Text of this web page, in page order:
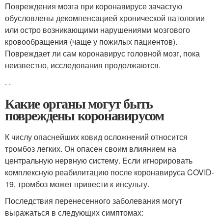
Повреждения мозга при коронавирусе зачастую
обусловлены декомпенсацией хронической патологии
или остро возникающими нарушениями мозгового
кровообращения (чаще у пожилых пациентов).
Повреждает ли сам коронавирус головной мозг, пока
неизвестно, исследования продолжаются.
. .
Какие органы могут быть
повреждены коронавирусом
К числу опаснейших ковид осложнений относится
тромбоз легких. Он опасен своим влиянием на
центральную нервную систему. Если игнорировать
комплексную реабилитацию после коронавируса COVID-
19, тромбоз может привести к инсульту.
Последствия перенесенного заболевания могут
выражаться в следующих симптомах: